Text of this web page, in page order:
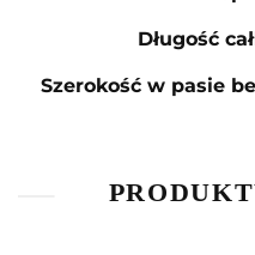
Długość
Szerokość w pasie